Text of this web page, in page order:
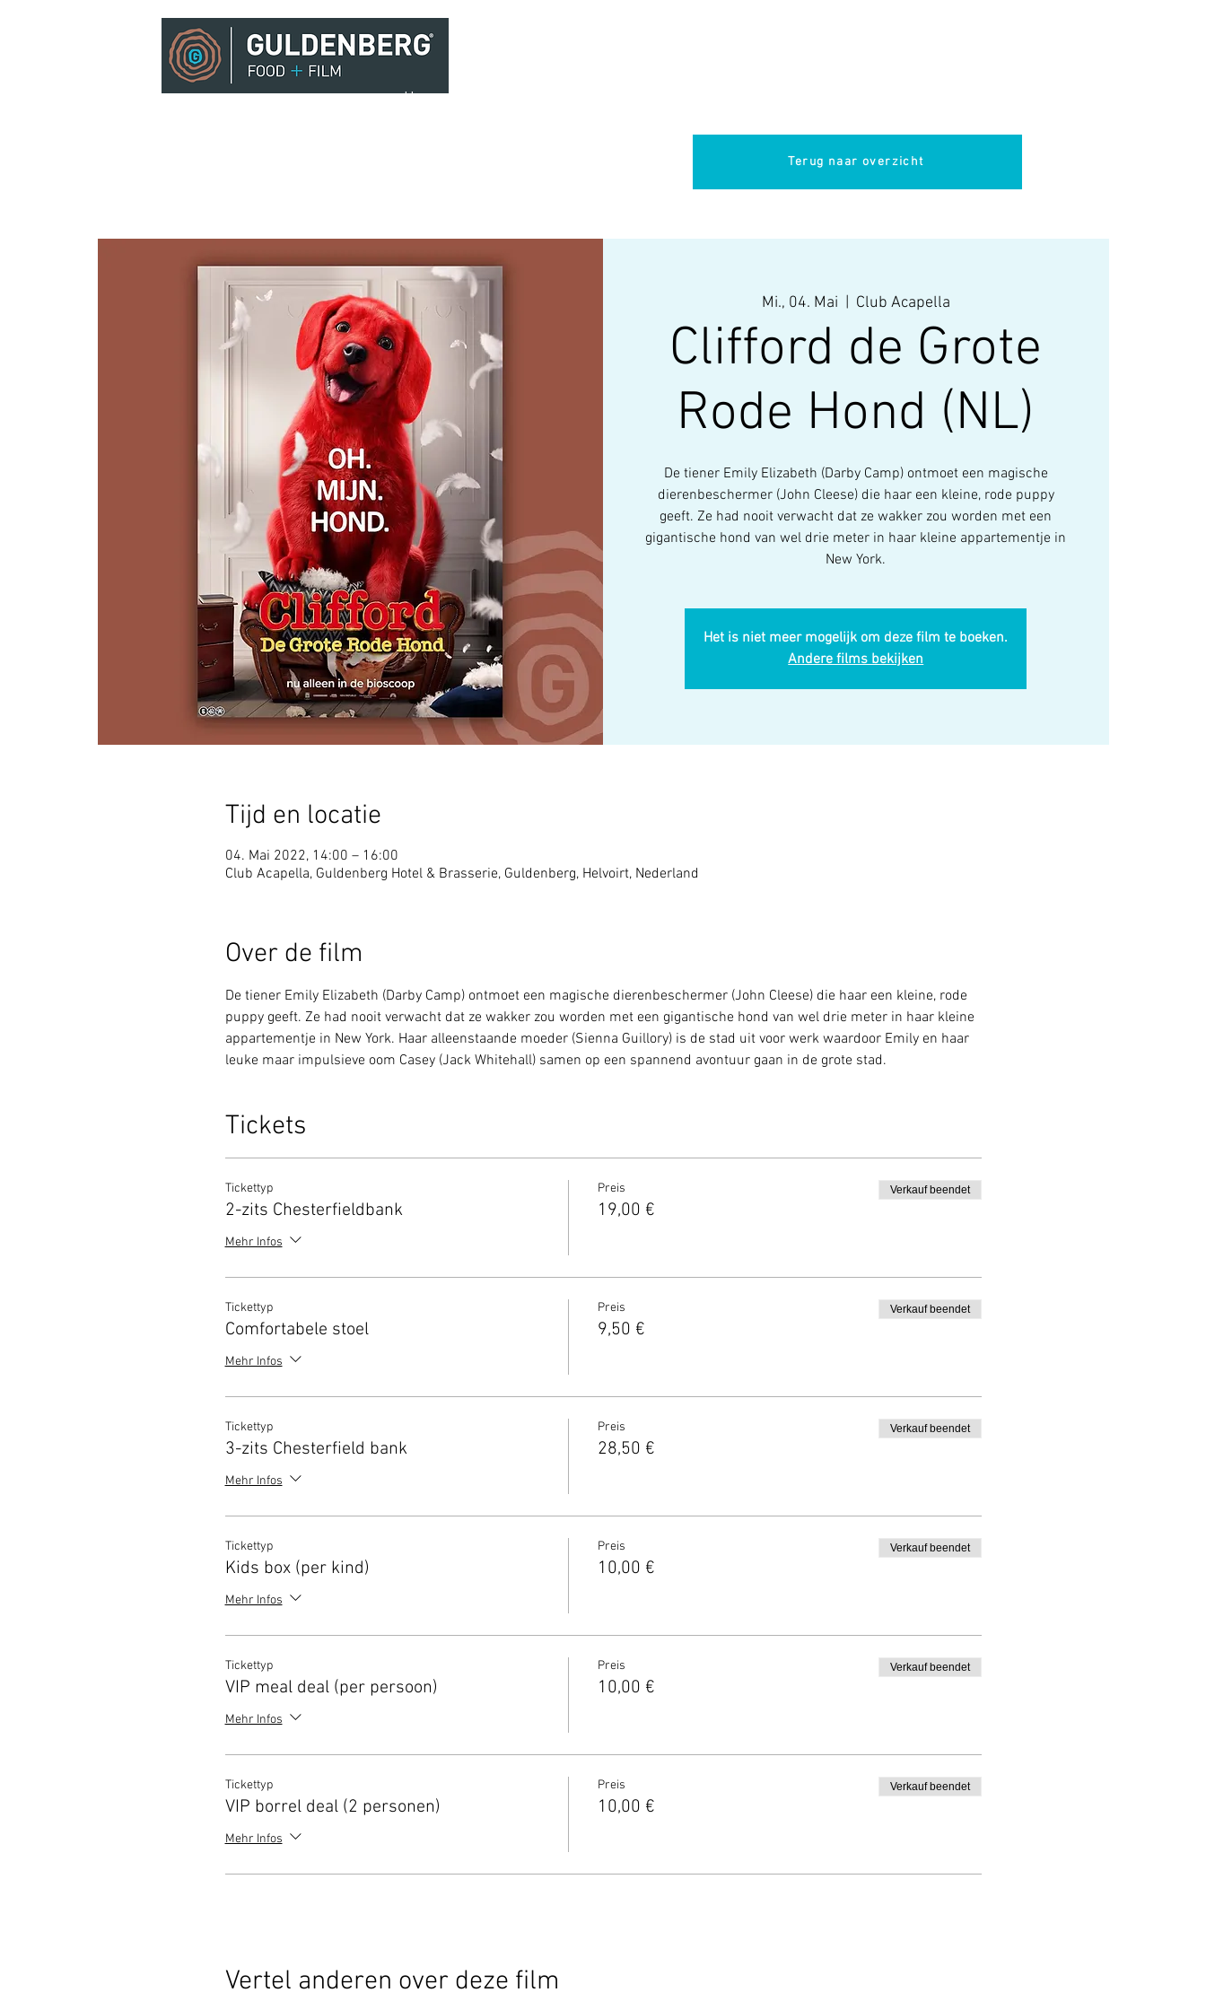
Home
Terug naar overzicht
Mi., 04. Mai
  |
Club Acapella
Clifford de Grote
Rode Hond (NL)
De tiener Emily Elizabeth (Darby Camp) ontmoet een magische
dierenbeschermer (John Cleese) die haar een kleine, rode puppy
geeft. Ze had nooit verwacht dat ze wakker zou worden met een
gigantische hond van wel drie meter in haar kleine appartementje in
New York.
Het is niet meer mogelijk om deze film te boeken.
Andere films bekijken
Tijd en locatie
04. Mai 2022, 14:00 – 16:00
Club Acapella, Guldenberg Hotel & Brasserie, Guldenberg, Helvoirt, Nederland
Over de film
De tiener Emily Elizabeth (Darby Camp) ontmoet een magische dierenbeschermer (John Cleese) die haar een kleine, rode
puppy geeft. Ze had nooit verwacht dat ze wakker zou worden met een gigantische hond van wel drie meter in haar kleine
appartementje in New York. Haar alleenstaande moeder (Sienna Guillory) is de stad uit voor werk waardoor Emily en haar
leuke maar impulsieve oom Casey (Jack Whitehall) samen op een spannend avontuur gaan in de grote stad.
Tickets
Tickettyp
2-zits Chesterfieldbank
Mehr Infos
Preis
19,00 €
Verkauf beendet
Tickettyp
Comfortabele stoel
Mehr Infos
Preis
9,50 €
Verkauf beendet
Tickettyp
3-zits Chesterfield bank
Mehr Infos
Preis
28,50 €
Verkauf beendet
Tickettyp
Kids box (per kind)
Mehr Infos
Preis
10,00 €
Verkauf beendet
Tickettyp
VIP meal deal (per persoon)
Mehr Infos
Preis
10,00 €
Verkauf beendet
Tickettyp
VIP borrel deal (2 personen)
Mehr Infos
Preis
10,00 €
Verkauf beendet
Vertel anderen over deze film